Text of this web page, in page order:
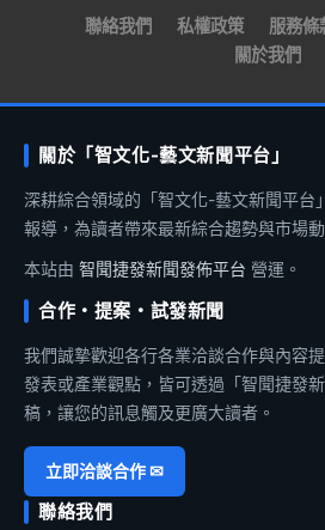
聯絡我們 私權政策 服務條
關於我們
關於「智文化-藝文新聞平台」
深耕綜合領域的「智文化-藝文新聞平台
報導，為讀者帶來最新綜合趨勢與市場動
本站由 智聞捷發新聞發佈平台 營運。
合作・提案・試發新聞
我們誠摯歡迎各行各業洽談合作與內容
發表或產業觀點，皆可透過「智聞捷發
稿，讓您的訊息觸及更廣大讀者。
立即洽談合作 ✉
聯絡我們